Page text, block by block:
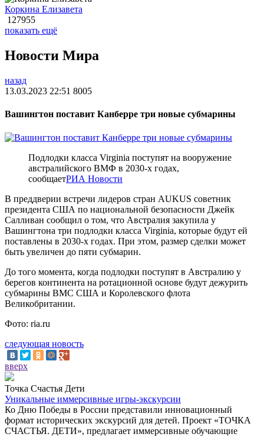
Коркина Елизавета
127955
показать ещё
Новости Мира
назад
13.03.2023 22:51 8005
Вашингтон поставит Канберре три новые субмарины
Подлодки класса Virginia поступят на вооружение
австралийского ВМФ в 2030-х годах,
сообщаетРИА Новости
В преддверии встречи лидеров стран AUKUS советник
президента США по национальной безопасности Джейк
Салливан сообщил о том, что Австралия закупила у
Вашингтона три подлодки класса Virginia, которые будут ей
поставлены в 2030-х годах. При этом, размер сделки может
быть увеличен до пяти субмарин.
До того момента, когда подлодки поступят в Австралию у
берегов континента на ротационной основе будут дежурить
субмарины ВМС США и Королевского флота
Великобритании.
Фото: ria.ru
следующая новость
вверх
Точка Счастья Дети
Уникальные иммерсивные игры-экскурсии
Ко Дню Победы в России представили инновационный
формат исторических экскурсий для детей. Проект «ТОЧКА
СЧАСТЬЯ. ДЕТИ», предлагает иммерсивные обучающие